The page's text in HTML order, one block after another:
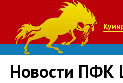
Новости ПФК